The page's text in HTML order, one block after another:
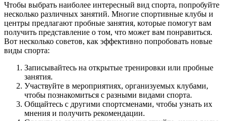
Чтобы выбрать наиболее интересный вид спорта, попробуйте
несколько различных занятий. Многие спортивные клубы и
центры предлагают пробные занятия, которые помогут вам
получить представление о том, что может вам понравиться.
Вот несколько советов, как эффективно попробовать новые
виды спорта:
Записывайтесь на открытые тренировки или пробные
занятия.
Участвуйте в мероприятиях, организуемых клубами,
чтобы познакомиться с разными видами спорта.
Общайтесь с другими спортсменами, чтобы узнать их
мнения и получить рекомендации.